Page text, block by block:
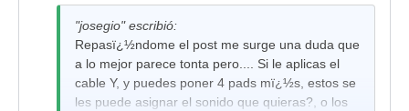
"josegio" escribió:
Repasï¿½ndome el post me surge una duda que
a lo mejor parece tonta pero.... Si le aplicas el
cable Y, y puedes poner 4 pads mï¿½s, estos se
les puede asignar el sonido que quieras?, o los